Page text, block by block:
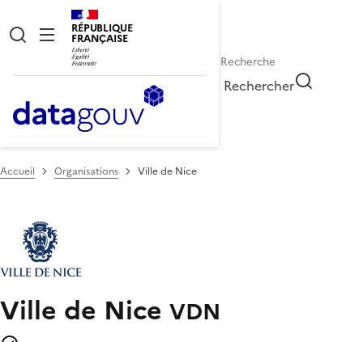
RÉPUBLIQUE
FRANÇAISE
Rechercher
Accueil Organisations Ville de Nice
Ville de Nice VDN